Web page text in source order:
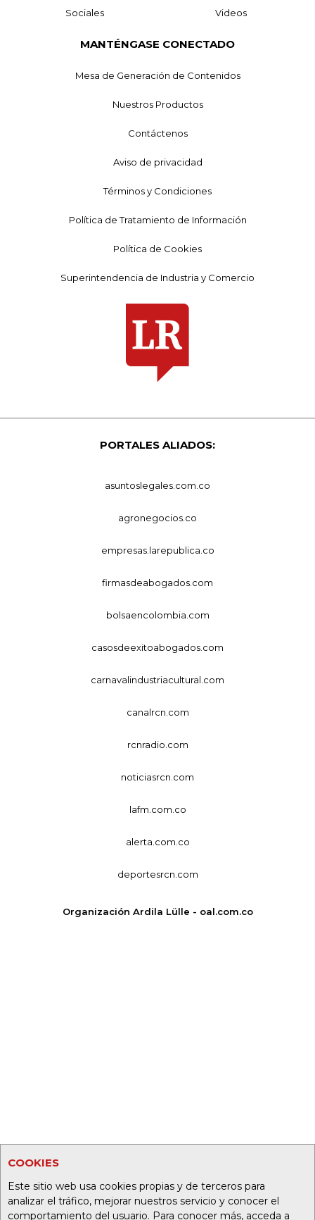
COOKIES
Este sitio web usa cookies propias y de terceros para
analizar el tráfico, mejorar nuestros servicio y conocer el
comportamiento del usuario. Para conocer más, acceda a
Sociales Videos
MANTÉNGASE CONECTADO
Mesa de Generación de Contenidos
Nuestros Productos
Contáctenos
Aviso de privacidad
Términos y Condiciones
Política de Tratamiento de Información
Política de Cookies
Superintendencia de Industria y Comercio
PORTALES ALIADOS:
asuntoslegales.com.co
agronegocios.co
empresas.larepublica.co
firmasdeabogados.com
bolsaencolombia.com
casosdeexitoabogados.com
carnavalindustriacultural.com
canalrcn.com
rcnradio.com
noticiasrcn.com
lafm.com.co
alerta.com.co
deportesrcn.com
Organización Ardila Lülle - oal.com.co